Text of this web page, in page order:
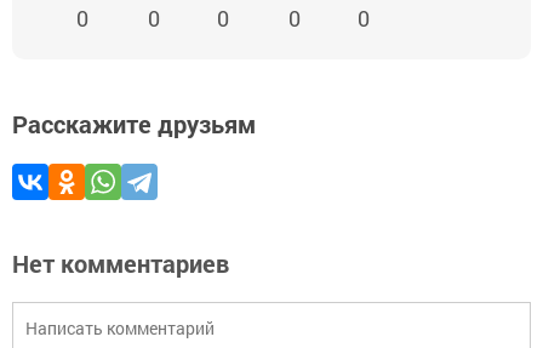
0 0 0 0 0
Расскажите друзьям
Нет комментариев